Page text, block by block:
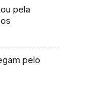
pela
pelo